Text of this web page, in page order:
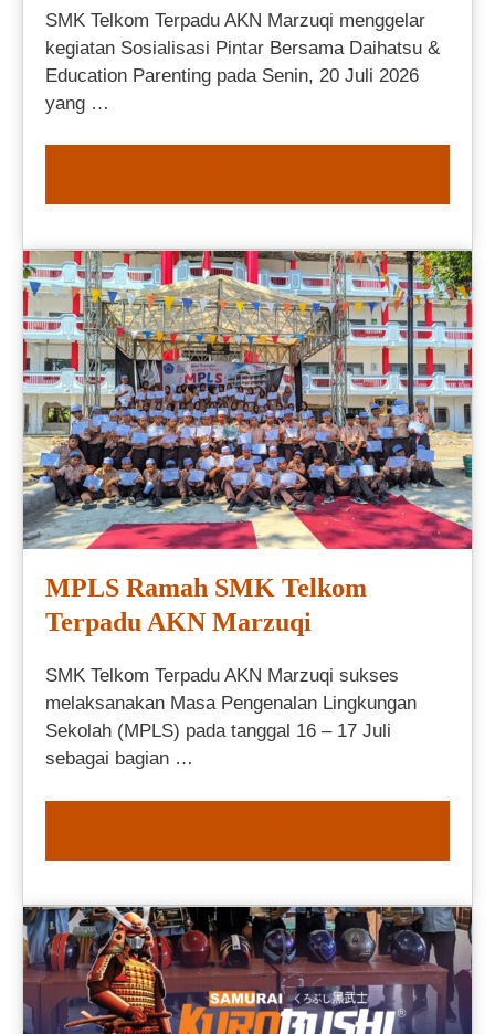
SMK Telkom Terpadu AKN Marzuqi menggelar
kegiatan Sosialisasi Pintar Bersama Daihatsu &
Education Parenting pada Senin, 20 Juli 2026
yang …
MPLS Ramah SMK Telkom
Terpadu AKN Marzuqi
SMK Telkom Terpadu AKN Marzuqi sukses
melaksanakan Masa Pengenalan Lingkungan
Sekolah (MPLS) pada tanggal 16 – 17 Juli
sebagai bagian …